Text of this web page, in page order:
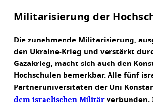
Militarisierung der
Die zunehmende Militarisierung,
den Ukraine-Krieg und verstärkt
Gazakrieg, macht sich auch den
Hochschulen bemerkbar. Alle fünf
Partneruniversitäten der Uni
dem israelischen Militär verbunden.